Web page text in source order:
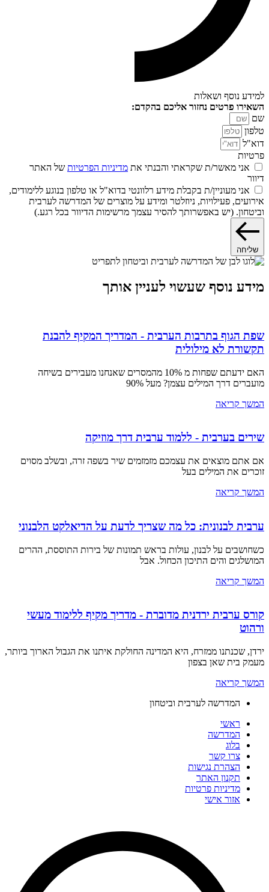
למידע נוסף ושאלות
השאירו פרטים נחזור אליכם בהקדם:
שם
טלפון
דוא"ל
פרטיות
מדיניות הפרטיות של האתר ‬
דיוור
‏‪אני מעוניין/ת בקבלת מידע רלוונטי בדוא"ל או טלפון בנוגע ללימודים,
אירועים, פעילויות, ניוזלטר ומידע על מוצרים של המדרשה לערבית
וביטחון. (יש באפשרותך להסיר עצמך מרשימות הדיוור בכל רגע.) ‬
שליחה
מידע נוסף שעשוי לעניין אותך
שפת הגוף בתרבות הערבית - המדריך המקיף להבנת
תקשורת לא מילולית
האם ידעתם שפחות מ 10% מהמסרים שאנחנו מעבירים בשיחה
מועברים דרך המילים עצמן? מעל 90%
המשך קריאה
שירים בערבית - ללמוד ערבית דרך מוזיקה
אם אתם מוצאים את עצמכם מזמזמים שיר בשפה זרה, ובשלב מסוים
זוכרים את המילים בעל
המשך קריאה
ערבית לבנונית: כל מה שצריך לדעת על הדיאלקט הלבנוני
כשחושבים על לבנון, עולות בראש תמונות של בירות התוססת, ההרים
המושלגים והים התיכון הכחול. אבל
המשך קריאה
קורס ערבית ירדנית מדוברת - מדריך מקיף ללימוד מעשי
ורהוט
ירדן, שכנתנו ממזרח, היא המדינה החולקת איתנו את הגבול הארוך ביותר,
מעמק בית שאן בצפון
המשך קריאה
המדרשה לערבית וביטחון
ראשי
המדרשה
בלוג
צרו קשר
הצהרת נגישות
תקנון האתר
מדיניות פרטיות
אזור אישי